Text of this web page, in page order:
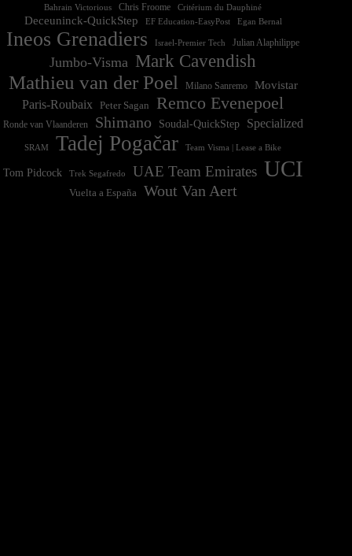
Bahrain Victorious Chris Froome Critérium du Dauphiné
Deceuninck-QuickStep EF Education-EasyPost Egan Bernal
Ineos Grenadiers Israel-Premier Tech Julian Alaphilippe
Jumbo-Visma Mark Cavendish
Mathieu van der Poel Milano Sanremo
Movistar
Paris-Roubaix
Peter Sagan Remco Evenepoel
Ronde van Vlaanderen Shimano Soudal-QuickStep Specialized
SRAM Tadej Pogačar Team Visma | Lease a Bike
Tom Pidcock Trek Segafredo UAE Team Emirates UCI
Vuelta a España Wout Van Aert